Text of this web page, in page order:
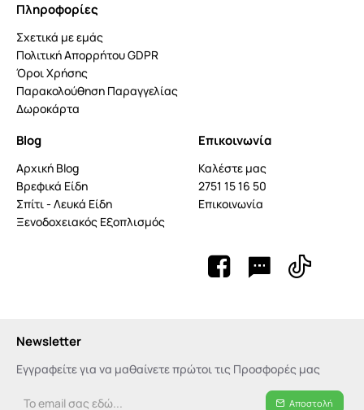
Πληροφορίες
Σχετικά με εμάς
Πολιτική Απορρήτου GDPR
Όροι Χρήσης
Παρακολούθηση Παραγγελίας
Δωροκάρτα
Blog
Αρχική Blog
Βρεφικά Είδη
Σπίτι - Λευκά Είδη
Ξενοδοχειακός Εξοπλισμός
Επικοινωνία
Καλέστε μας
2751 15 16 50
Επικοινωνία
Newsletter
Εγγραφείτε για να μαθαίνετε πρώτοι τις Προσφορές μας
Αποστολή